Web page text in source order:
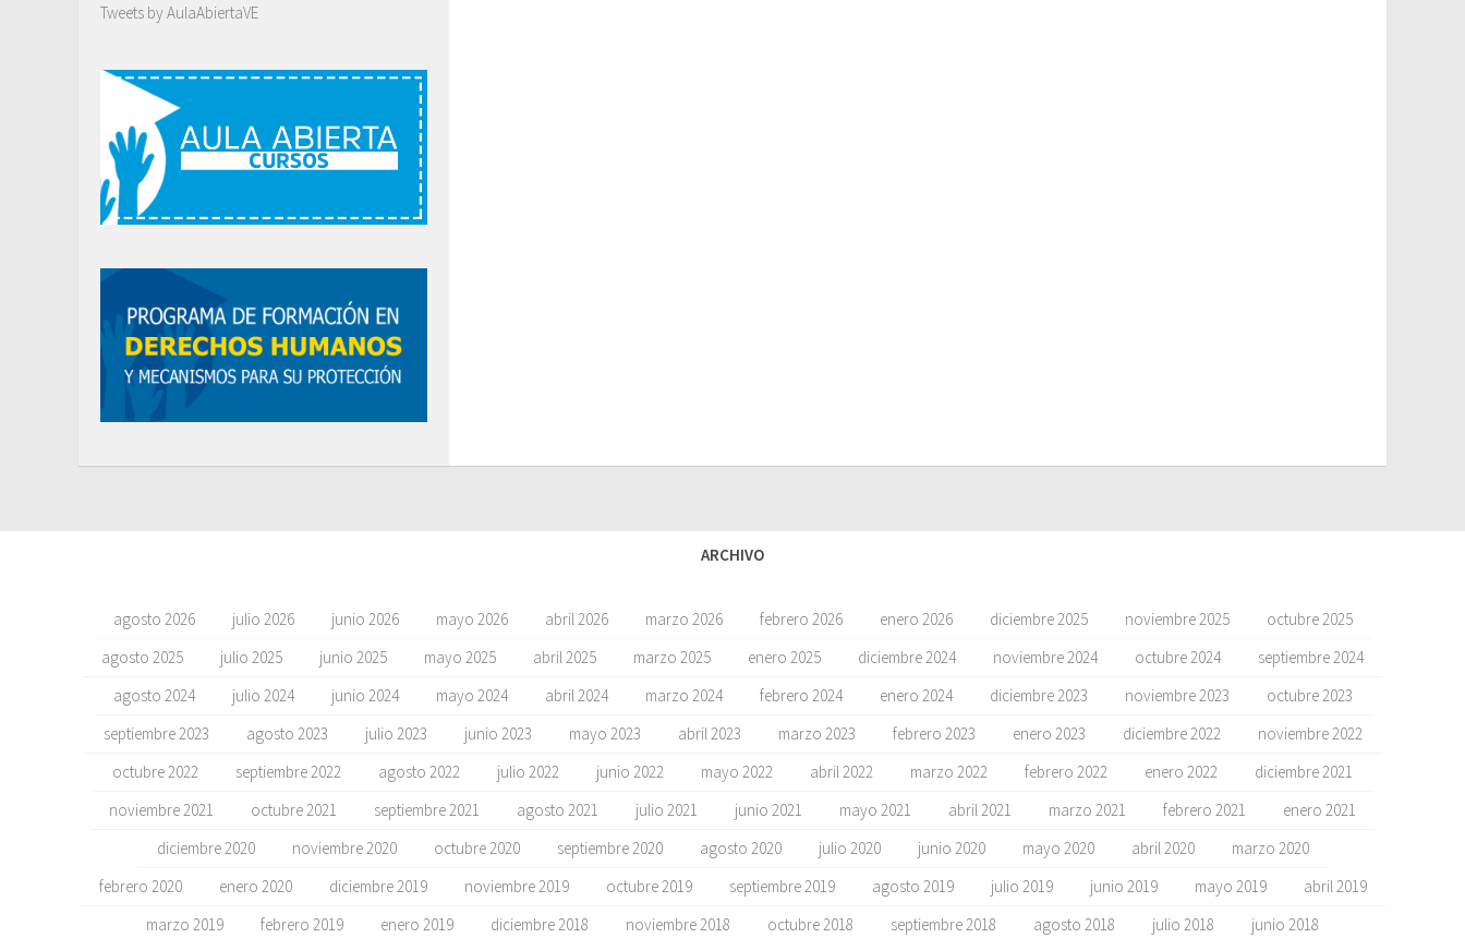
Tweets by AulaAbiertaVE
ARCHIVO
agosto 2026 julio 2026 junio 2026 mayo 2026 abril 2026 marzo 2026 febrero 2026 enero 2026 diciembre 2025 noviembre 2025
octubre 2025
agosto 2025
julio 2025 junio 2025 mayo 2025 abril 2025 marzo 2025 enero 2025 diciembre 2024 noviembre 2024 octubre 2024
septiembre 2024
agosto 2024
julio 2024 junio 2024 mayo 2024 abril 2024 marzo 2024 febrero 2024 enero 2024 diciembre 2023 noviembre 2023
octubre 2023
septiembre 2023
agosto 2023 julio 2023 junio 2023 mayo 2023 abril 2023 marzo 2023 febrero 2023 enero 2023 diciembre 2022
noviembre 2022
octubre 2022
septiembre 2022 agosto 2022 julio 2022 junio 2022 mayo 2022 abril 2022 marzo 2022 febrero 2022 enero 2022
diciembre 2021
noviembre 2021
octubre 2021 septiembre 2021 agosto 2021 julio 2021 junio 2021 mayo 2021 abril 2021 marzo 2021 febrero 2021
enero 2021
diciembre 2020
noviembre 2020 octubre 2020 septiembre 2020 agosto 2020 julio 2020 junio 2020 mayo 2020 abril 2020
marzo 2020
febrero 2020
enero 2020 diciembre 2019 noviembre 2019 octubre 2019 septiembre 2019 agosto 2019 julio 2019 junio 2019 mayo 2019
abril 2019
marzo 2019
febrero 2019 enero 2019 diciembre 2018 noviembre 2018 octubre 2018 septiembre 2018 agosto 2018 julio 2018 junio 2018